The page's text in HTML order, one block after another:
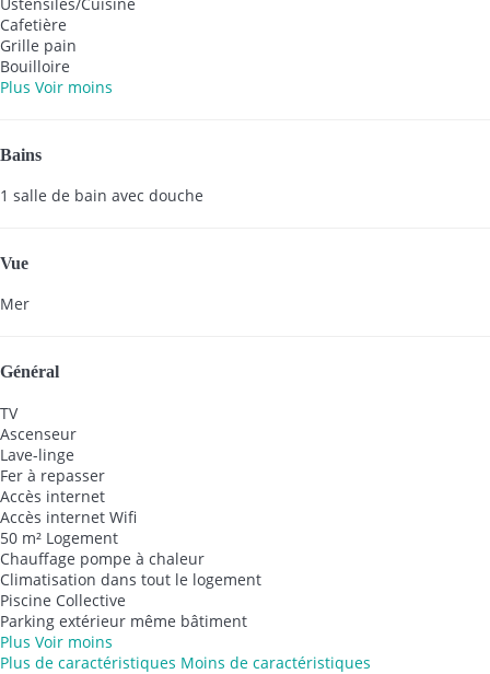
Cafetière
Grille pain
Bouilloire
Plus Voir moins
Bains
1 salle de bain avec douche
Vue
Mer
Général
TV
Ascenseur
Lave-linge
Fer à repasser
Accès internet
Accès internet Wifi
50 m² Logement
Chauffage pompe à chaleur
Climatisation dans tout le logement
Piscine Collective
Parking extérieur même bâtiment
Plus Voir moins
Plus de caractéristiques Moins de caractéristiques